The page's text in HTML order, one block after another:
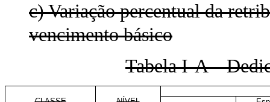
c) Variação percentual da
vencimento básico
Tabela I-A –